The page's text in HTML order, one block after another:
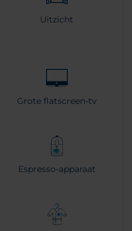
Uitzicht
Grote flatscreen-tv
Espresso-apparaat